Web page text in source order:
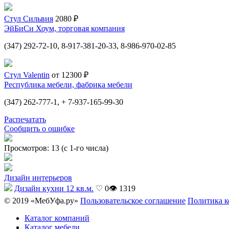
Стул Сильвия 2080 ₽
ЭйБиСи Хоум, торговая компания
(347) 292-72-10, 8-917-381-20-33, 8-986-970-02-85
Стул Valentin от 12300 ₽
Республика мебели, фабрика мебели
(347) 262-777-1, + 7-937-165-99-30
Распечатать
Сообщить о ошибке
Просмотров: 13 (с 1-го числа)
Дизайн интерьеров
Дизайн кухни 12 кв.м. ♡ 0👁 1319
© 2019 «МебУфа.ру» Пользовательское соглашение Политика
Каталог компаний
Каталог мебели